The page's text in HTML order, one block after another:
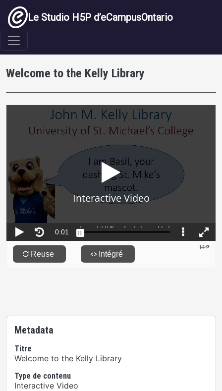
Aller au contenu principal
Le Studio H5P d’eCampusOntario
Welcome to the Kelly Library
Metadata
Titre
Welcome to the Kelly Library
Type de contenu
Interactive Video